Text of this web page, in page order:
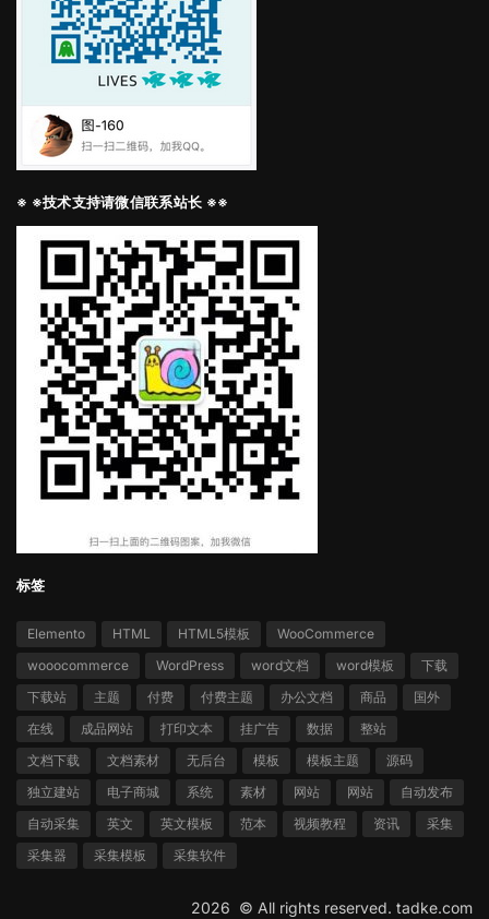
※ ※技术支持请微信联系站长 ※※
标签
Elemento HTML HTML5模板
WooCommerce
wooocommerce
WordPress word文档 word模板
下载
下载站
主题 付费 付费主题 办公文档 商品
国外
在线
成品网站 打印文本 挂广告 数据
整站
文档下载
文档素材 无后台 模板 模板主题
源码
独立建站
电子商城 系统 素材 网站 网站
自动发布
自动采集
英文 英文模板 范本 视频教程 资讯
采集
采集器
采集模板 采集软件
2026 © All rights reserved. tadke.com